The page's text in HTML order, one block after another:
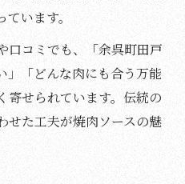
います。
口コミでも、「余呉町田戸
」「どんな肉にも合う万能
寄せられています。伝統の
せた工夫が焼肉ソースの魅